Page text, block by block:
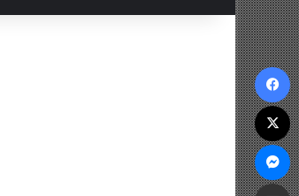
فيسبوك
‫X
ماسنجر
مشاركة عبر البريد